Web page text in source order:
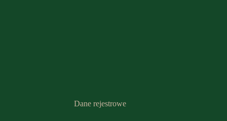
Dane rejestrowe